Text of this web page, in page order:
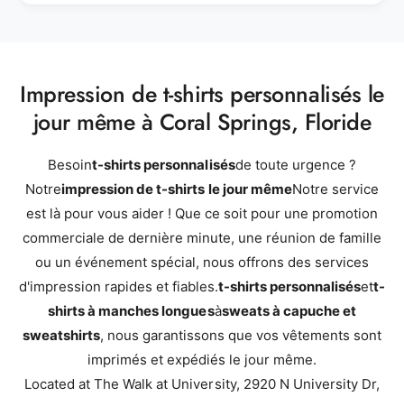
Impression de t-shirts personnalisés le
jour même à Coral Springs, Floride
Besoint-shirts personnalisésde toute urgence ?
Notreimpression de t-shirts le jour mêmeNotre service
est là pour vous aider ! Que ce soit pour une promotion
commerciale de dernière minute, une réunion de famille
ou un événement spécial, nous offrons des services
d'impression rapides et fiables.t-shirts personnalisésett-
shirts à manches longuesàsweats à capuche et
sweatshirts, nous garantissons que vos vêtements sont
imprimés et expédiés le jour même.
Located at The Walk at University, 2920 N University Dr,